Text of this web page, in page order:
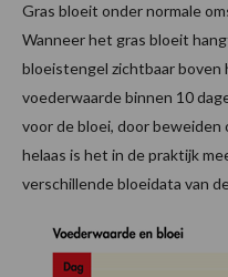
Gras bloeit onder normale
Wanneer het gras bloeit
bloeistengel zichtbaar
voederwaarde binnen 10
voor de bloei, door beweiden
helaas is het in de praktijk
verschillende bloeidata van